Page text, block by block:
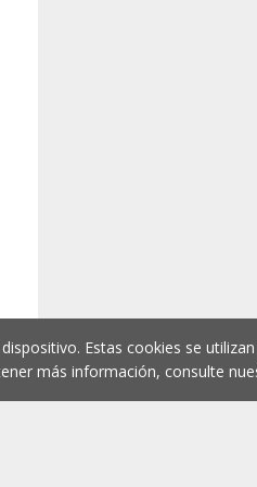
Estas cookies se
más información, consulte